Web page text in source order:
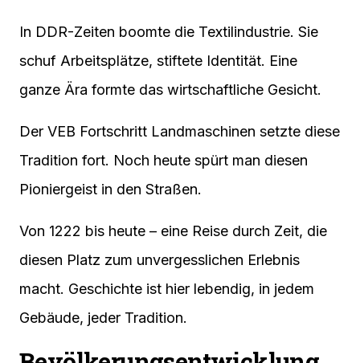
In DDR-Zeiten boomte die Textilindustrie. Sie
schuf Arbeitsplätze, stiftete Identität. Eine
ganze Ära formte das wirtschaftliche Gesicht.
Der VEB Fortschritt Landmaschinen setzte diese
Tradition fort. Noch heute spürt man diesen
Pioniergeist in den Straßen.
Von 1222 bis heute – eine Reise durch Zeit, die
diesen Platz zum unvergesslichen Erlebnis
macht. Geschichte ist hier lebendig, in jedem
Gebäude, jeder Tradition.